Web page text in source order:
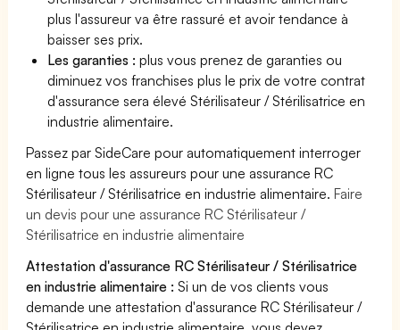
plus l'assureur va être rassuré et avoir tendance à
baisser ses prix.
Les garanties :plus vous prenez de garanties ou
diminuez vos franchises plus le prix de votre contrat
d'assurance sera élevé Stérilisateur / Stérilisatrice en
industrie alimentaire.
Passez par SideCare pour automatiquement interroger
en ligne tous les assureurs pour une assurance RC
Stérilisateur / Stérilisatrice en industrie alimentaire.Faire
un devis pour une assurance RC Stérilisateur /
Stérilisatrice en industrie alimentaire
Attestation d'assurance RC Stérilisateur / Stérilisatrice
en industrie alimentaire : Si un de vos clients vous
demande une attestation d'assurance RC Stérilisateur /